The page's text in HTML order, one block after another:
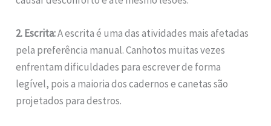
2. Escrita:A escrita é uma das atividades mais afetadas
pela preferência manual. Canhotos muitas vezes
enfrentam dificuldades para escrever de forma
legível, pois a maioria dos cadernos e canetas são
projetados para destros.